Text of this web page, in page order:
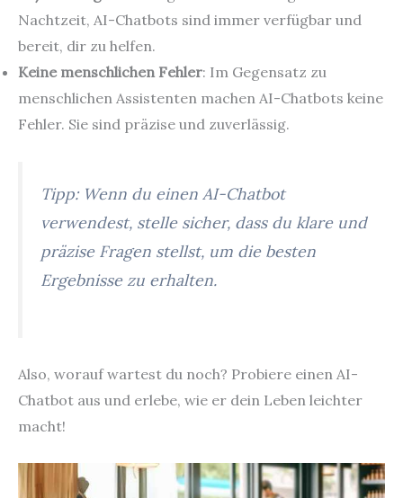
Nachtzeit, AI-Chatbots sind immer verfügbar und
bereit, dir zu helfen.
Keine menschlichen Fehler: Im Gegensatz zu
menschlichen Assistenten machen AI-Chatbots keine
Fehler. Sie sind präzise und zuverlässig.
Tipp: Wenn du einen AI-Chatbot
verwendest, stelle sicher, dass du klare und
präzise Fragen stellst, um die besten
Ergebnisse zu erhalten.
Also, worauf wartest du noch? Probiere einen AI-
Chatbot aus und erlebe, wie er dein Leben leichter
macht!